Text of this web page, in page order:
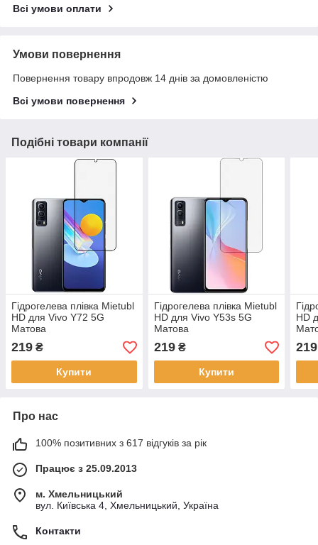
Всі умови оплати
Умови повернення
Повернення товару впродовж 14 днів за домовленістю
Всі умови повернення
Подібні товари компанії
Гідрогелева плівка Mietubl
HD для Vivo Y72 5G
Матова
219 ₴
Купити
Гідрогелева плівка Mietubl
HD для Vivo Y53s 5G
Матова
219₴
Купити
HD
219
Про нас
100% позитивних з 617 відгуків за рік
Працює з 25.09.2013
м. Хмельницький
вул. Київська 4, Хмельницький, Україна
Контакти